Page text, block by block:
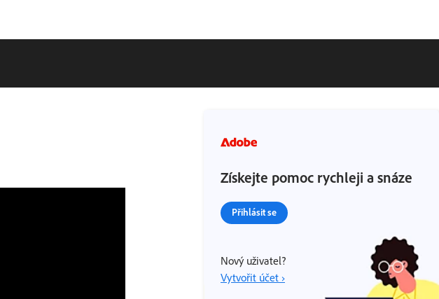
Získejte pomoc rychleji a snáze
Přihlásit se
Nový uživatel?
Vytvořit účet ›